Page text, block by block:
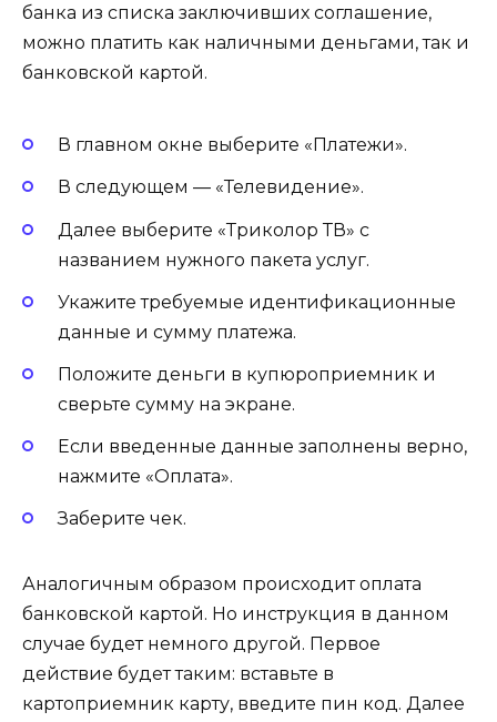
банка из списка заключивших соглашение,
можно платить как наличными деньгами, так и
банковской картой.
В главном окне выберите «Платежи».
В следующем — «Телевидение».
Далее выберите «Триколор ТВ» с
названием нужного пакета услуг.
Укажите требуемые идентификационные
данные и сумму платежа.
Положите деньги в купюроприемник и
сверьте сумму на экране.
Если введенные данные заполнены верно,
нажмите «Оплата».
Заберите чек.
Аналогичным образом происходит оплата
банковской картой. Но инструкция в данном
случае будет немного другой. Первое
действие будет таким: вставьте в
картоприемник карту, введите пин код. Далее